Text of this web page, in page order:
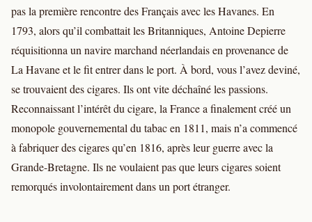
pas la première rencontre des Français avec les Havanes. En
1793, alors qu’il combattait les Britanniques, Antoine Depierre
réquisitionna un navire marchand néerlandais en provenance de
La Havane et le fit entrer dans le port. À bord, vous l’avez deviné,
se trouvaient des cigares. Ils ont vite déchaîné les passions.
Reconnaissant l’intérêt du cigare, la France a finalement créé un
monopole gouvernemental du tabac en 1811, mais n’a commencé
à fabriquer des cigares qu’en 1816, après leur guerre avec la
Grande-Bretagne. Ils ne voulaient pas que leurs cigares soient
remorqués involontairement dans un port étranger.